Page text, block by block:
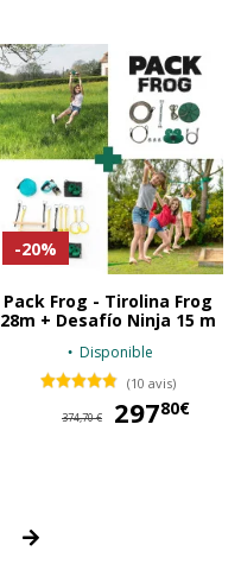
-20%
Pack Frog - Tirolina Frog
28m + Desafío Ninja 15 m
Disponible
(10 avis)
374,70 € 29780€